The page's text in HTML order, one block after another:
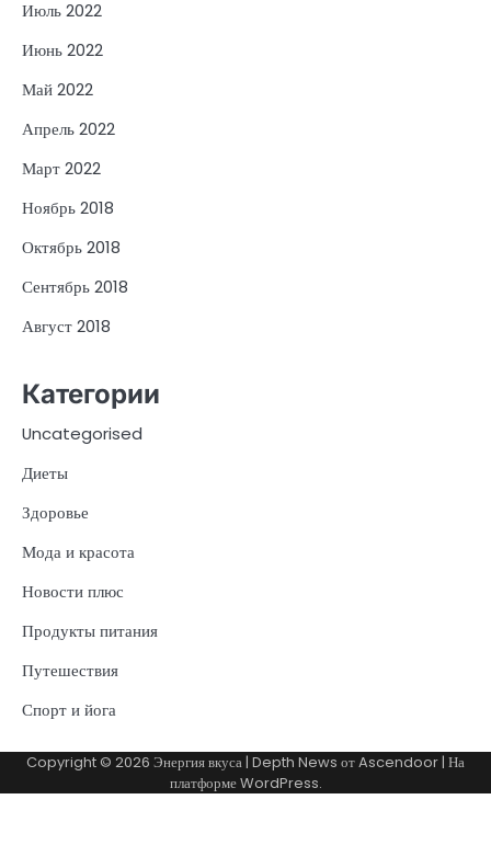
Июль 2022
Июнь 2022
Май 2022
Апрель 2022
Март 2022
Ноябрь 2018
Октябрь 2018
Сентябрь 2018
Август 2018
Категории
Uncategorised
Диеты
Здоровье
Мода и красота
Новости плюс
Продукты питания
Путешествия
Спорт и йога
Copyright © 2026 Энергия вкуса| Depth News отAscendoor| На
платформеWordPress.